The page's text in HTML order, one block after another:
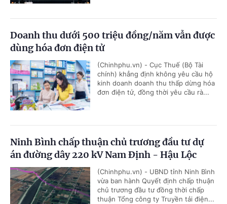
Doanh thu dưới 500 triệu đồng/năm vẫn được
dùng hóa đơn điện tử
(Chinhphu.vn) - Cục Thuế (Bộ Tài
chính) khẳng định không yêu cầu hộ
kinh doanh doanh thu thấp dừng hóa
đơn điện tử, đồng thời yêu cầu rà...
Ninh Bình chấp thuận chủ trương đầu tư dự
án đường dây 220 kV Nam Định - Hậu Lộc
(Chinhphu.vn) - UBND tỉnh Ninh Bình
vừa ban hành Quyết định chấp thuận
chủ trương đầu tư đồng thời chấp
thuận Tổng công ty Truyền tải điện...